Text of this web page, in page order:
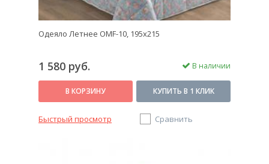
Одеяло Летнее OMF-10, 195x215
1 580 руб. В наличии
В КОРЗИНУ КУПИТЬ В 1 КЛИК
Быстрый просмотр Сравнить